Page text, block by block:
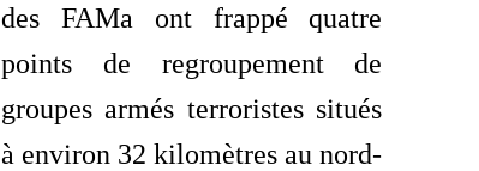
des FAMa ont frappé quatre
points de regroupement de
groupes armés terroristes situés
à environ 32 kilomètres au nord-